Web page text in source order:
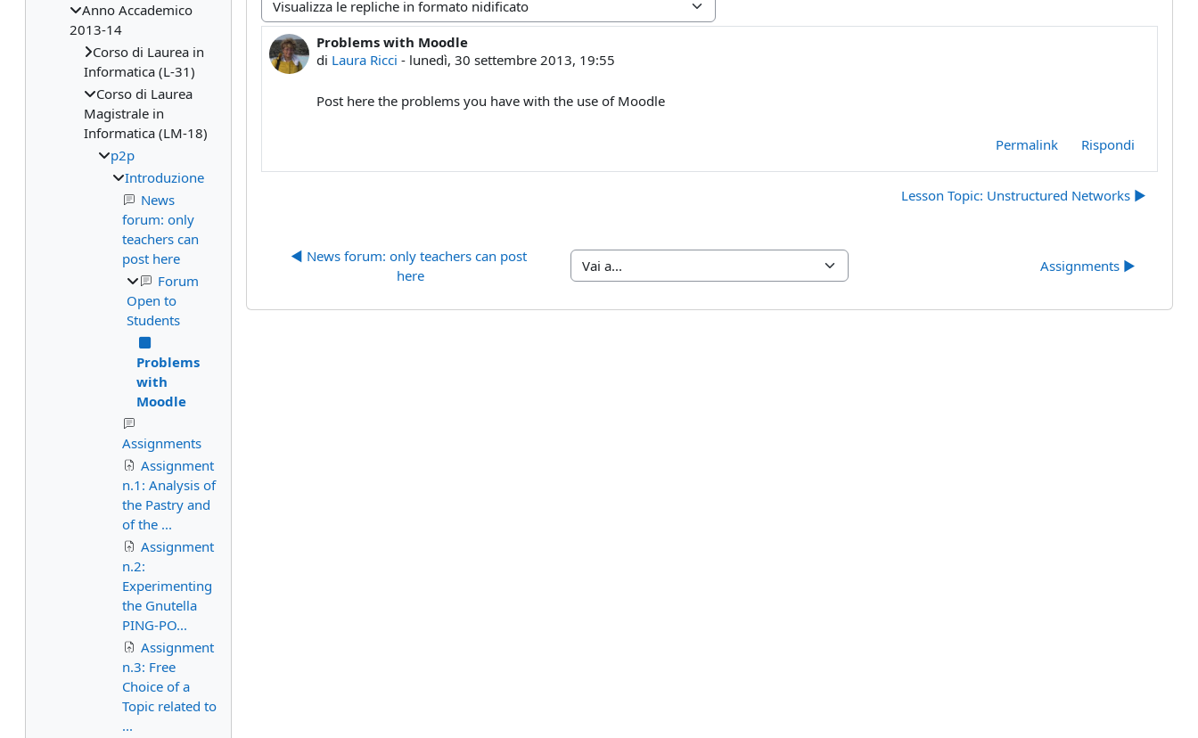
Modalità visualizzazione
Problems with Moodle
di Laura Ricci - lunedì, 30 settembre 2013, 19:55
Numero di risposte: 0
Post here the problems you have with the use of Moodle
Permalink Rispondi
Lesson Topic: Unstructured Networks ▶︎
◀︎ News forum: only teachers can post
here
Vai a... Assignments ▶︎
Anno Accademico
2013-14
Corso di Laurea in
Informatica (L-31)
Corso di Laurea
Magistrale in
Informatica (LM-18)
p2p
Introduzione
News
forum: only
teachers can
post here
Forum
Open to
Students
Problems
with
Moodle
Assignments
Assignment
n.1: Analysis of
the Pastry and
of the ...
Assignment
n.2:
Experimenting
the Gnutella
PING-PO...
Assignment
n.3: Free
Choice of a
Topic related to
...